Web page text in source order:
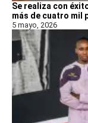
Se realiza con
más de cuatro mil
5 mayo, 2026